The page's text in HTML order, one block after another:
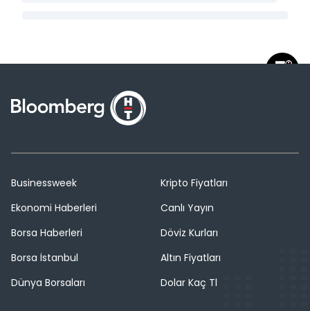
Businessweek
Ekonomi Haberleri
Borsa Haberleri
Borsa İstanbul
Dünya Borsaları
Kripto Fiyatları
Canlı Yayın
Döviz Kurları
Altın Fiyatları
Dolar Kaç Tl